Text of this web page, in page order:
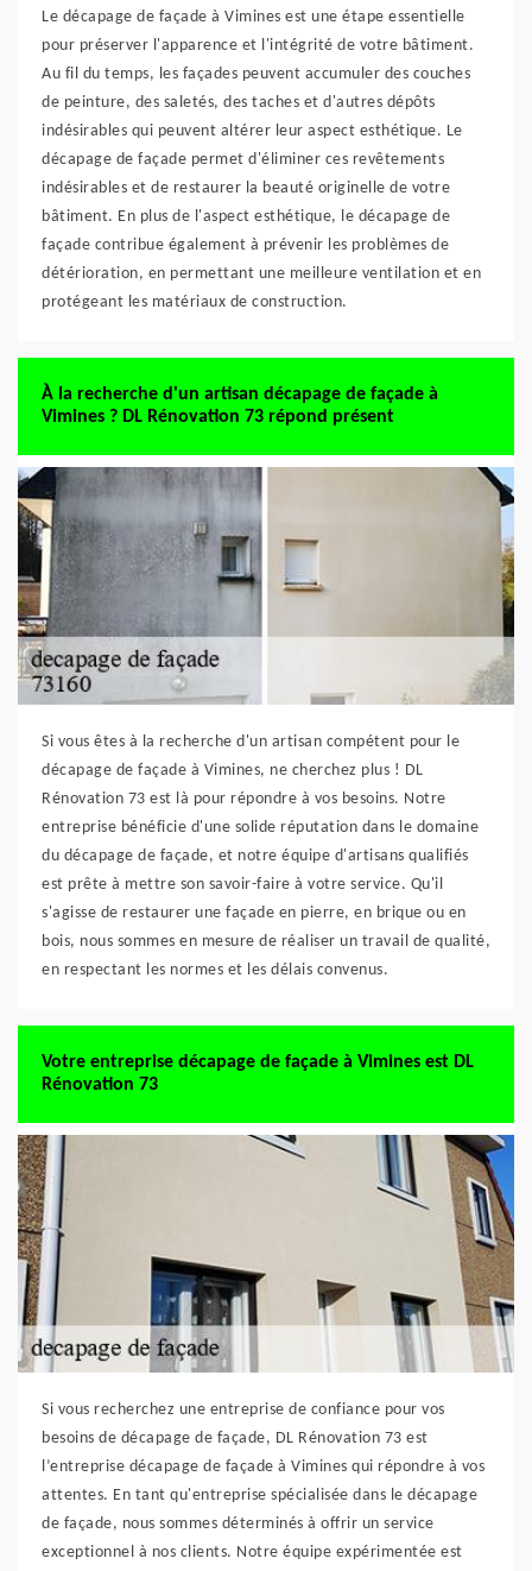
Le décapage de façade à Vimines est une étape essentielle
pour préserver l'apparence et l'intégrité de votre bâtiment.
Au fil du temps, les façades peuvent accumuler des couches
de peinture, des saletés, des taches et d'autres dépôts
indésirables qui peuvent altérer leur aspect esthétique. Le
décapage de façade permet d'éliminer ces revêtements
indésirables et de restaurer la beauté originelle de votre
bâtiment. En plus de l'aspect esthétique, le décapage de
façade contribue également à prévenir les problèmes de
détérioration, en permettant une meilleure ventilation et en
protégeant les matériaux de construction.
À la recherche d'un artisan décapage de façade à
Vimines ? DL Rénovation 73 répond présent
Si vous êtes à la recherche d'un artisan compétent pour le
décapage de façade à Vimines, ne cherchez plus ! DL
Rénovation 73 est là pour répondre à vos besoins. Notre
entreprise bénéficie d'une solide réputation dans le domaine
du décapage de façade, et notre équipe d'artisans qualifiés
est prête à mettre son savoir-faire à votre service. Qu'il
s'agisse de restaurer une façade en pierre, en brique ou en
bois, nous sommes en mesure de réaliser un travail de qualité,
en respectant les normes et les délais convenus.
Votre entreprise décapage de façade à Vimines est DL
Rénovation 73
Si vous recherchez une entreprise de confiance pour vos
besoins de décapage de façade, DL Rénovation 73 est
l’entreprise décapage de façade à Vimines qui répondre à vos
attentes. En tant qu'entreprise spécialisée dans le décapage
de façade, nous sommes déterminés à offrir un service
exceptionnel à nos clients. Notre équipe expérimentée est